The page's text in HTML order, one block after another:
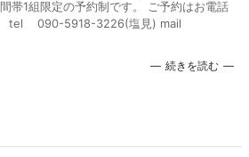
1組限定の予約制です。 ご予約はお電話
。 tel 090-5918-3226(塩見) mail
続きを読む